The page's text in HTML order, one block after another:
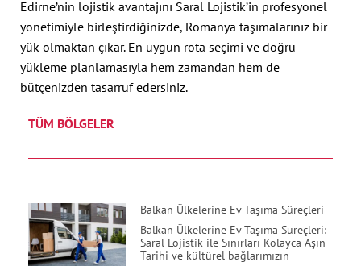
Edirne’nin lojistik avantajını Saral Lojistik’in profesyonel
yönetimiyle birleştirdiğinizde, Romanya taşımalarınız bir
yük olmaktan çıkar. En uygun rota seçimi ve doğru
yükleme planlamasıyla hem zamandan hem de
bütçenizden tasarruf edersiniz.
TÜM BÖLGELER
Balkan Ülkelerine Ev Taşıma Süreçleri
Balkan Ülkelerine Ev Taşıma Süreçleri:
Saral Lojistik ile Sınırları Kolayca Aşın
Tarihi ve kültürel bağlarımızın